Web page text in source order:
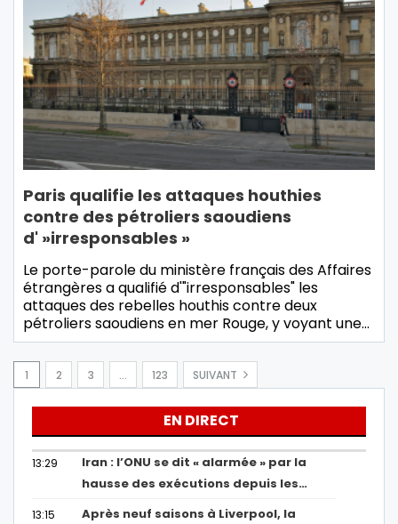
Paris qualifie les attaques houthies
contre des pétroliers saoudiens
d' »irresponsables »
Le porte-parole du ministère français des Affaires
étrangères a qualifié d'"irresponsables" les
attaques des rebelles houthis contre deux
pétroliers saoudiens en mer Rouge, y voyant une…
1 2 3 … 123 SUIVANT
EN DIRECT
13:29
Iran : l’ONU se dit « alarmée » par la
hausse des exécutions depuis les…
13:15
Après neuf saisons à Liverpool, la